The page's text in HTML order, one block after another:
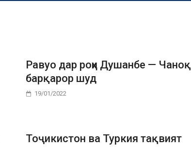
Равуо дар роҳи Душанбе — Чаноқ
барқарор шуд
19/01/2022
Тоҷикистон ва Туркия тақвият